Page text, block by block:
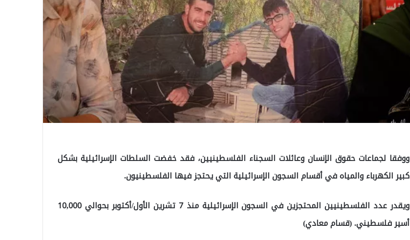
ووفقا لجماعات حقوق الإنسان وعائلات السجناء الفلسطينيين، فقد خفضت السلطات الإسرائيلية بشكل
كبير الكهرباء والمياه في أقسام السجون الإسرائيلية التي يحتجز فيها الفلسطينيون.
ويقدر عدد الفلسطينيين المحتجزين في السجون الإسرائيلية منذ 7 تشرين الأول/أكتوبر بحوالي 10,000
أسير فلسطيني. (قسام معادي)